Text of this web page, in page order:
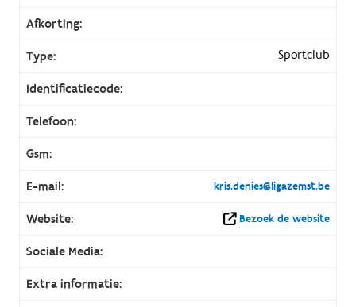
Afkorting:
Type: Sportclub
Identificatiecode:
Telefoon:
Gsm:
E-mail: kris.denies@ligazemst.be
Website: Bezoek de website
Sociale Media:
Extra informatie: